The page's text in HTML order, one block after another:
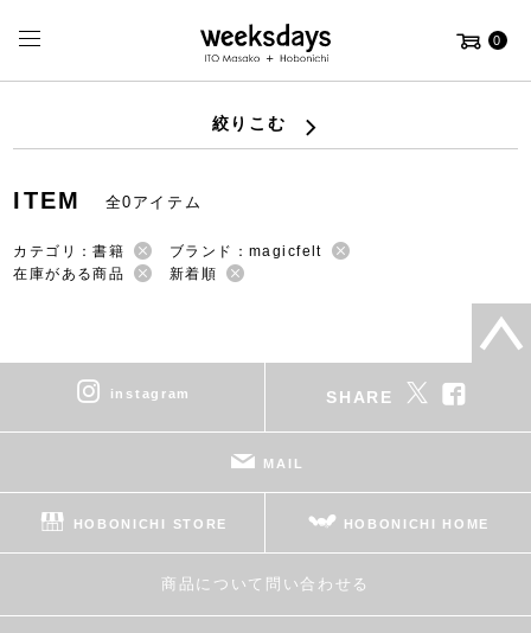
0
絞りこむ
ITEM 全0アイテム
カテゴリ：書籍
ブランド：magicfelt
在庫がある商品
新着順
instagram SHARE
MAIL
HOBONICHI STORE HOBONICHI HOME
商品について問い合わせる